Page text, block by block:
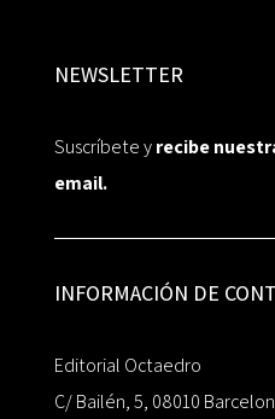
NEWSLETTER
Suscríbete yrecibe
email.
INFORMACIÓN DE
Editorial Octaedro
C/ Bailén, 5, 08010